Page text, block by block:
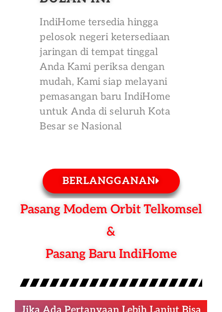
IndiHome tersedia hingga
pelosok negeri ketersediaan
jaringan di tempat tinggal
Anda Kami periksa dengan
mudah, Kami siap melayani
pemasangan baru IndiHome
untuk Anda di seluruh Kota
Besar se Nasional
BERLANGGANAN
Pasang Modem Orbit Telkomsel
&
Pasang Baru IndiHome